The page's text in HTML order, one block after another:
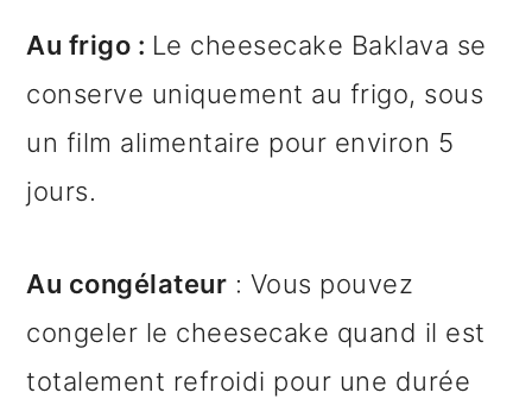
Au frigo : Le cheesecake Baklava se
conserve uniquement au frigo, sous
un film alimentaire pour environ 5
jours.
Au congélateur : Vous pouvez
congeler le cheesecake quand il est
totalement refroidi pour une durée